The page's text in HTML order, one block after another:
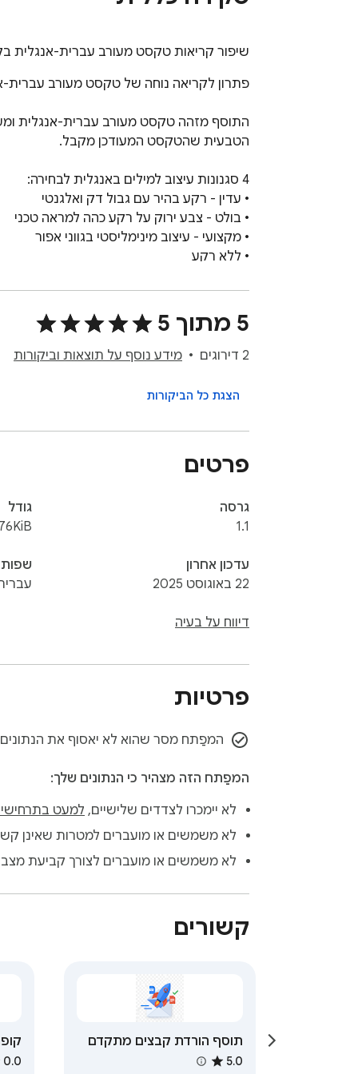
שיפור קריאות טקסט מעורב עברית-אנגלית
5 מתוך 5
2 דירוגים מידע נוסף על תוצאות וביקורות
הצגת כל הביקורות
פרטים
גרסה
1.1
עדכון אחרון
22 באוגוסט 2025
דיווח על בעיה
גודל
שפות
פרטיות
המפַתח מסר שהוא לא יאסוף את
המפַתח הזה מצהיר כי הנתונים שלך:
לא יימכרו לצדדים שלישיים, למעט
לא משמשים או מועברים למטרות שאינן
לא משמשים או מועברים לצורך קביעת מצב
קשורים
תוסף הורדת קבצים מתקדם
לג'ימייל
5.0
0.0